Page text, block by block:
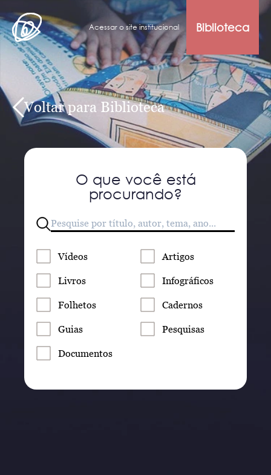
Acessar o site institucional Biblioteca
Voltar para Biblioteca
O que você está
procurando?
Vídeos Artigos
Livros Infográficos
Folhetos Cadernos
Guias Pesquisas
Documentos